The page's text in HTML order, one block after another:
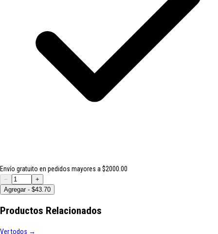
Envío gratuito en pedidos mayores a $2000.00
−
+
Agregar - $43.70
Productos Relacionados
Ver todos →